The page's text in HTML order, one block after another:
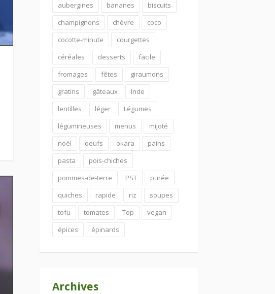
aubergines
bananes
biscuits
champignons
chèvre
coco
cocotte-minute
courgettes
céréales
desserts
facile
fromages
fêtes
giraumons
gratins
gâteaux
Inde
lentilles
léger
Légumes
légumineuses
menus
mijoté
noël
oeufs okara
pains
pasta
pois-chiches
pommes-de-terre
PST
purée
quiches
rapide riz
soupes
tofu
tomates Top
vegan
épices
épinards
Archives